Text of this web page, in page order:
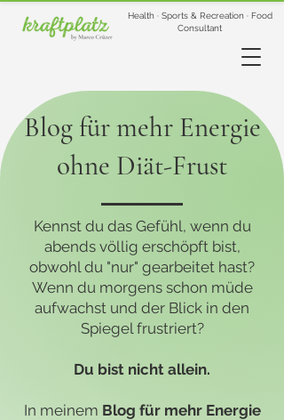
Health · Sports & Recreation · Food
Consultant
Blog für mehr Energie
ohne Diät-Frust
Kennst du das Gefühl, wenn du
abends völlig erschöpft bist,
obwohl du "nur" gearbeitet hast?
Wenn du morgens schon müde
aufwachst und der Blick in den
Spiegel frustriert?
Du bist nicht allein.
In meinem Blog für mehr Energie